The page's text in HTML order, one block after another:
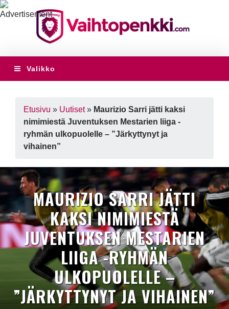
Valikko
Etusivu » Uutiset» Maurizio Sarri jätti kaksi
nimimiestä Juventuksen Mestarien liiga -
ryhmän ulkopuolelle – ”Järkyttynyt ja
vihainen”
MAURIZIO SARRI JÄTTI
KAKSI NIMIMIESTÄ
JUVENTUKSEN MESTARIEN
LIIGA -RYHMÄN
ULKOPUOLELLE –
”JÄRKYTTYNYT JA VIHAINEN”